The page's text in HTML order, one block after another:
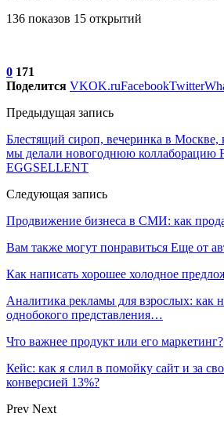
136 показов 15 открытий
0 171
Поделится VKOK.ruFacebookTwitter
Предыдущая запись
Блестящий сироп, вечеринка в Москве,
мы делали новогоднюю коллаборацию
EGGSELLENT
Следующая запись
Продвижение бизнеса в СМИ: как
Вам также могут понравиться Еще от
Как написать хорошее холодное
Аналитика рекламы для взрослых: как
однобокого представления…
Что важнее продукт или его маркетинг?
Кейс: как я слил в помойку сайт и за
конверсией 13%?
Prev Next